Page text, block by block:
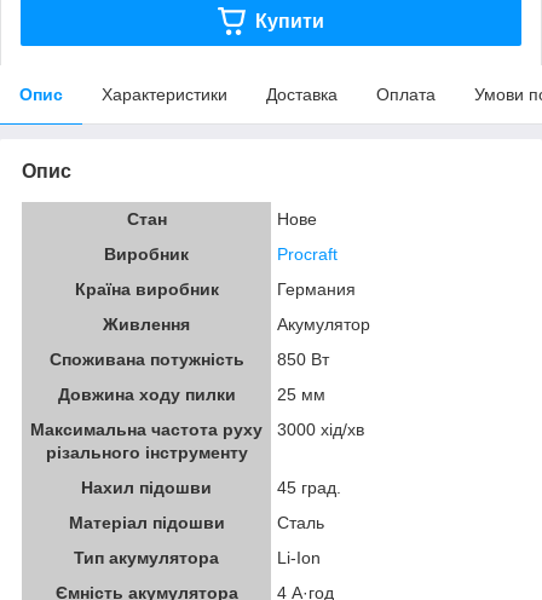
Купити
Опис Характеристики Доставка Оплата Умови
Опис
Стан
Нове
Виробник
Procraft
Країна виробник
Германия
Живлення
Акумулятор
Споживана потужність
850 Вт
Довжина ходу пилки
25 мм
Максимальна частота руху
різального інструменту
3000 хід/хв
Нахил підошви
45 град.
Матеріал підошви
Сталь
Тип акумулятора
Li-Ion
Ємність акумулятора
4 А·год